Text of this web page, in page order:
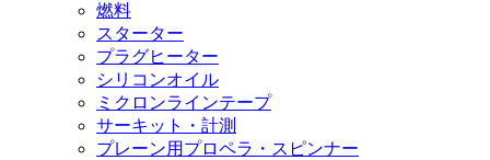
燃料
スターター
プラグヒーター
シリコンオイル
ミクロンラインテープ
サーキット・計測
プレーン用プロペラ・スピンナー